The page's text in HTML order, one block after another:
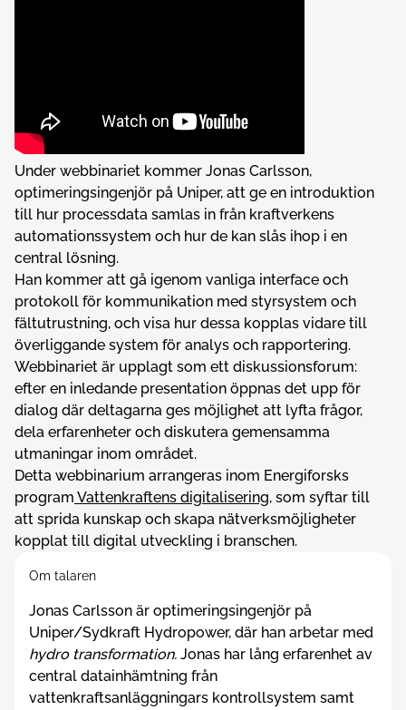
Under webbinariet kommer Jonas Carlsson,
optimeringsingenjör på Uniper, att ge en introduktion
till hur processdata samlas in från kraftverkens
automationssystem och hur de kan slås ihop i en
central lösning.
Han kommer att gå igenom vanliga interface och
protokoll för kommunikation med styrsystem och
fältutrustning, och visa hur dessa kopplas vidare till
överliggande system för analys och rapportering.
Webbinariet är upplagt som ett diskussionsforum:
efter en inledande presentation öppnas det upp för
dialog där deltagarna ges möjlighet att lyfta frågor,
dela erfarenheter och diskutera gemensamma
utmaningar inom området.
Detta webbinarium arrangeras inom Energiforsks
program Vattenkraftens digitalisering, som syftar till
att sprida kunskap och skapa nätverksmöjligheter
kopplat till digital utveckling i branschen.
Om talaren
Jonas Carlsson är optimeringsingenjör på
Uniper/Sydkraft Hydropower, där han arbetar med
hydro transformation. Jonas har lång erfarenhet av
central datainhämtning från
vattenkraftsanläggningars kontrollsystem samt